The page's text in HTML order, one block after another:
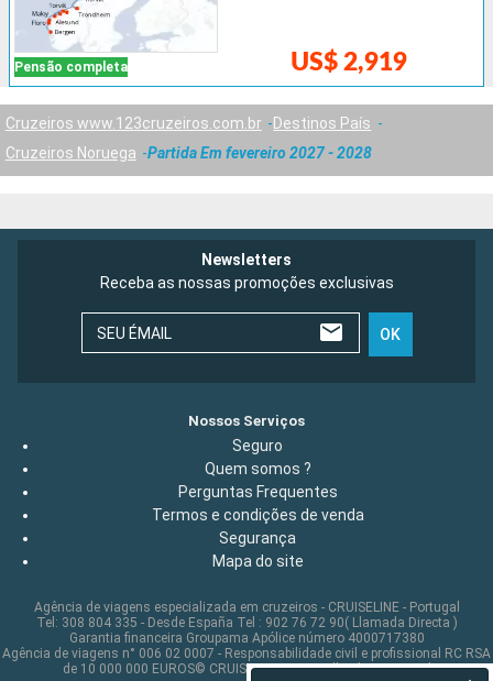
Pensão completa US$ 2,919
Cruzeiros www.123cruzeiros.com.br
Destinos País
Cruzeiros Noruega
Partida Em fevereiro 2027 - 2028
Newsletters
Receba as nossas promoções exclusivas
SEU ÉMAIL OK
Nossos Serviços
Seguro
Quem somos ?
Perguntas Frequentes
Termos e condições de venda
Segurança
Mapa do site
Agência de viagens especializada em cruzeiros - CRUISELINE - Portugal
Tel: 308 804 335 - Desde España Tel : 902 76 72 90( Llamada Directa )
Garantia financeira Groupama Apólice número 4000717380
Agência de viagens n° 006 02 0007 - Responsabilidade civil e profissional RC RSA
de 10 000 000 EUROS© CRUISELINE 2026 - all rights reserved